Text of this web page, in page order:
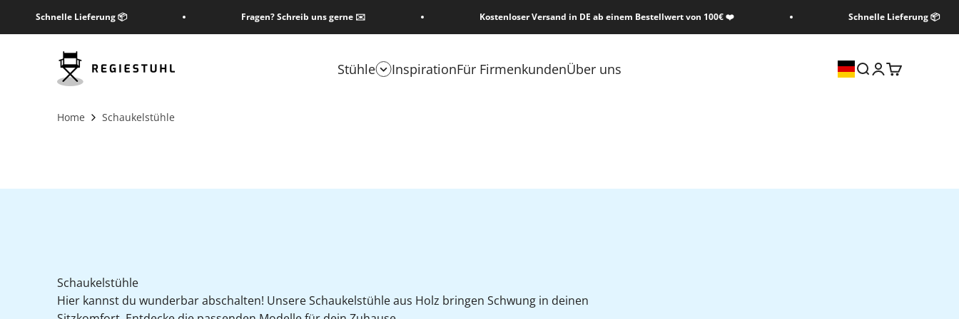
Schnelle Lieferung 📦 Fragen? Schreib uns gerne ✉️ Kostenloser Versand in DE ab einem Bestellwert von 100€ ❤️ Schnelle Lieferung 📦
Stühle InspirationFür FirmenkundenÜber uns
Regiestuhl Shop
SucheAnmelden
Warenkorb
Home Schaukelstühle
Schaukelstühle
Hier kannst du wunderbar abschalten! Unsere Schaukelstühle aus Holz bringen Schwung in deinen